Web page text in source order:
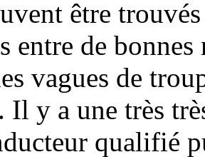
être
entre de
vagues de
Il y a une très
qualifié